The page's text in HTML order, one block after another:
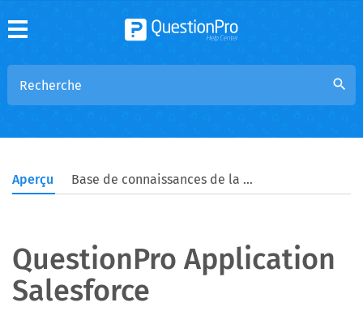
search
Aperçu Base de connaissances de la communauté
QuestionPro Application
Salesforce